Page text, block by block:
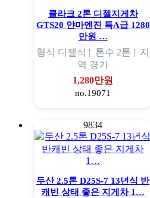
클라크 2톤 디젤지게차
GTS20 얀마엔진 특A급 1280
만원 …
형식 디젤식 | 톤수 2톤 | 지
역 경기
1,280만원
no.19071
9834
두산 2.5톤 D25S-7 13년식 반
캐빈 상태 좋은 지게차 1…